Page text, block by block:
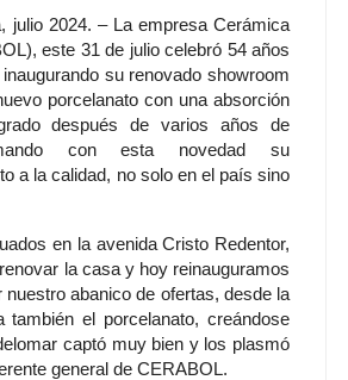
julio 2024. – La empresa Cerámica
este 31 de julio celebró 54 años
su renovado showroom
porcelanato con una absorción
después de varios años de
con esta novedad su
a la calidad, no solo en el país sino
en la avenida Cristo Redentor,
la casa y hoy reinauguramos
abanico de ofertas, desde la
el porcelanato, creándose
captó muy bien y los plasmó
general de CERABOL.